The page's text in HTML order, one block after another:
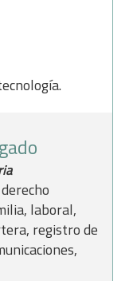
laboral,
registro de